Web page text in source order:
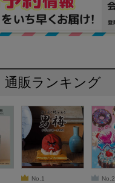
通販ランキング
No.1
No.2